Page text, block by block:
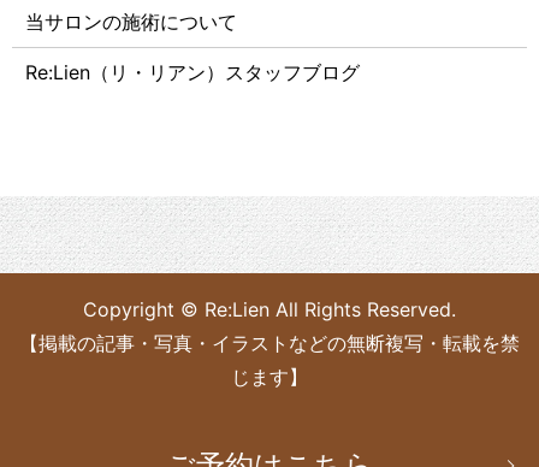
当サロンの施術について
Re:Lien（リ・リアン）スタッフブログ
Copyright © Re:Lien All Rights Reserved.
【掲載の記事・写真・イラストなどの無断複写・転載を禁
じます】